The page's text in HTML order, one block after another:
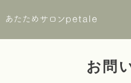
お問